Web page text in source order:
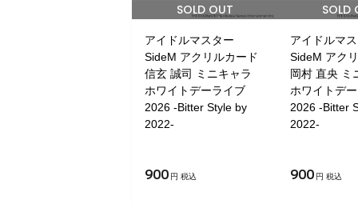
SOLD OUT
アイドルマスター
SideM アクリルカード
信玄 誠司 ミニキャラ
ホワイトデーライブ
2026 -Bitter Style by
2022-
900 円 税込
SOLD
アイドルマ
SideM アク
岡村 直央 ミ
ホワイトデ
2026 -Bitter
2022-
900 円 税込